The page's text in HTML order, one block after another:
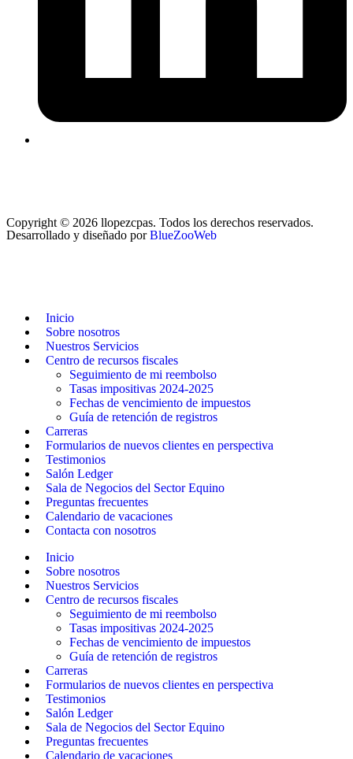
Copyright © 2026 llopezcpas. Todos los derechos reservados.
Desarrollado y diseñado porBlueZooWeb
Inicio
Sobre nosotros
Nuestros Servicios
Centro de recursos fiscales
Seguimiento de mi reembolso
Tasas impositivas 2024-2025
Fechas de vencimiento de impuestos
Guía de retención de registros
Carreras
Formularios de nuevos clientes en perspectiva
Testimonios
Salón Ledger
Sala de Negocios del Sector Equino
Preguntas frecuentes
Calendario de vacaciones
Contacta con nosotros
Inicio
Sobre nosotros
Nuestros Servicios
Centro de recursos fiscales
Seguimiento de mi reembolso
Tasas impositivas 2024-2025
Fechas de vencimiento de impuestos
Guía de retención de registros
Carreras
Formularios de nuevos clientes en perspectiva
Testimonios
Salón Ledger
Sala de Negocios del Sector Equino
Preguntas frecuentes
Calendario de vacaciones